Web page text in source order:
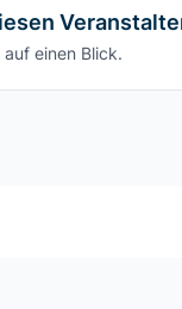
auf einen Blick.